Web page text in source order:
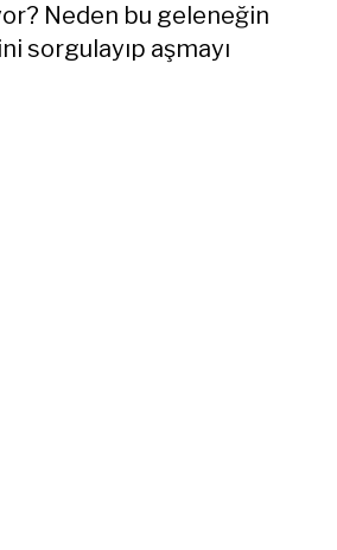
Neden bu geleneğin
sorgulayıp aşmayı